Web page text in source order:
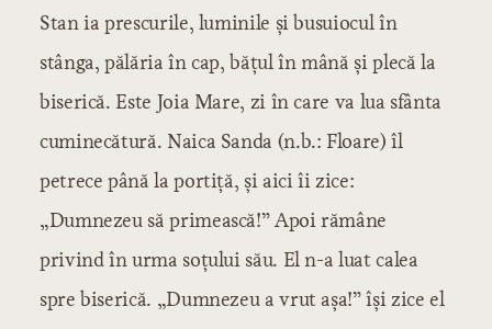
Stan ia prescurile, luminile și busuiocul în
stânga, pălăria în cap, bățul în mână și plecă la
biserică. Este Joia Mare, zi în care va lua sfânta
cuminecătură. Naica Sanda (n.b.: Floare) îl
petrece până la portiță, și aici îi zice:
„Dumnezeu să primească!” Apoi rămâne
privind în urma soțului său. El n-a luat calea
spre biserică. „Dumnezeu a vrut așa!” își zice el